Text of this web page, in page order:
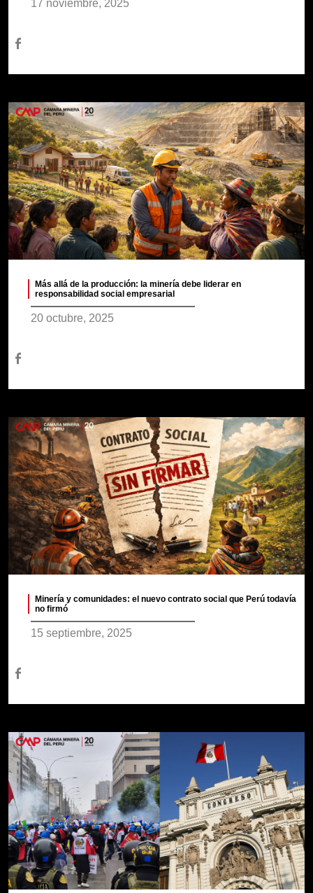
17 noviembre, 2025
Más allá de la producción: la minería debe liderar en
responsabilidad social empresarial
20 octubre, 2025
Minería y comunidades: el nuevo contrato social que Perú todavía
no firmó
15 septiembre, 2025